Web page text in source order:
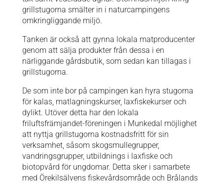
grillstugorna smälter in i naturcampingens
omkringliggande miljö.
Tanken är också att gynna lokala matproducenter
genom att sälja produkter från dessa i en
närliggande gårdsbutik, som sedan kan tillagas i
grillstugorna.
De som inte bor på campingen kan hyra stugorna
för kalas, matlagningskurser, laxfiskekurser och
dylikt. Utöver detta har den lokala
friluftsfrämjandet-föreningen i Munkedal möjlighet
att nyttja grillstugorna kostnadsfritt för sin
verksamhet, såsom skogsmullegrupper,
vandringsgrupper, utbildnings i laxfiske och
biotopvård för ungdomar. Detta sker i samarbete
med Örekilsälvens fiskevårdsområde och Brålands